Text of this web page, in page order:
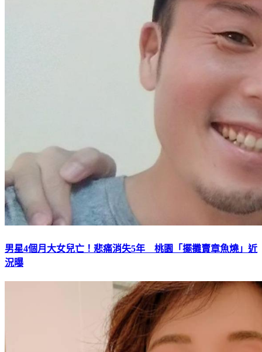
男星4個月大女兒亡！悲痛消失5年 桃園「擺攤賣章魚燒」近
況曝